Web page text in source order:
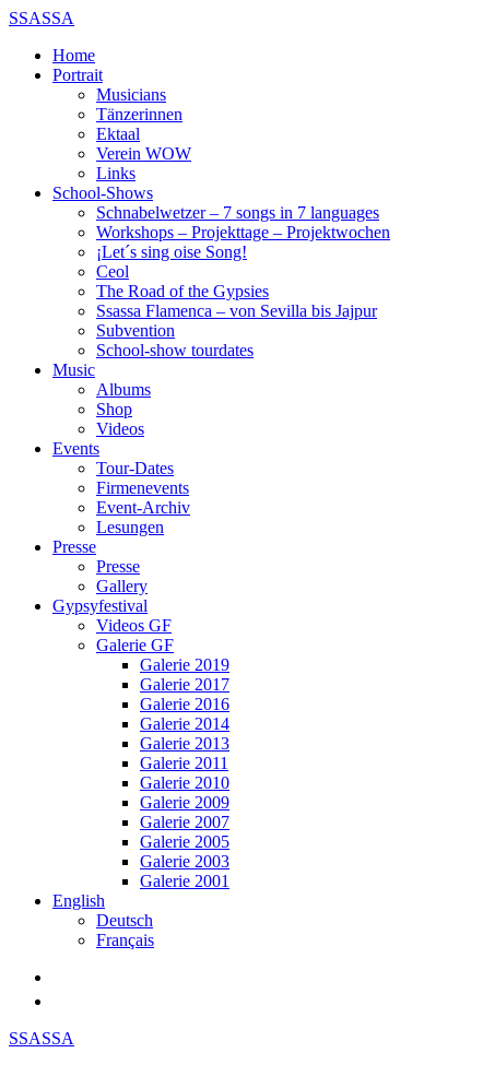
SSASSA
Home
Portrait
Musicians
Tänzerinnen
Ektaal
Verein WOW
Links
School-Shows
Schnabelwetzer – 7 songs in 7 languages
Workshops – Projekttage – Projektwochen
¡Let´s sing oise Song!
Ceol
The Road of the Gypsies
Ssassa Flamenca – von Sevilla bis Jajpur
Subvention
School-show tourdates
Music
Albums
Shop
Videos
Events
Tour-Dates
Firmenevents
Event-Archiv
Lesungen
Presse
Presse
Gallery
Gypsyfestival
Videos GF
Galerie GF
Galerie 2019
Galerie 2017
Galerie 2016
Galerie 2014
Galerie 2013
Galerie 2011
Galerie 2010
Galerie 2009
Galerie 2007
Galerie 2005
Galerie 2003
Galerie 2001
English
Deutsch
Français
SSASSA